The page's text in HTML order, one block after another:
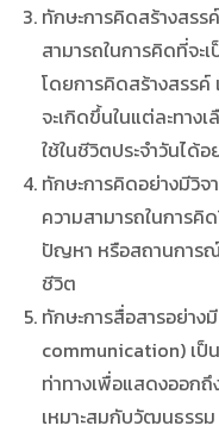
ทักษะการคิดสร้างสร
สามารถในการคิดที่จ
โดยการคิดสร้างสรร
จะเกิดขึ้นในแต่ละทาง
ใช้ในชีวิตประจำวันได้อ
ทักษะการคิดอย่างมี
ความสามารถในการคิ
ปัญหา หรือสถานการ
ชีวิต
ทักษะการสื่อสารอย่า
communication) เป็
ท่าทางเพื่อแสดงออก
เหมาะสมกับวัฒนธรรม